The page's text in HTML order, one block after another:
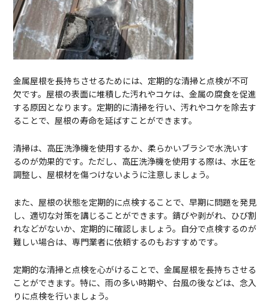
金属屋根を長持ちさせるためには、定期的な清掃と点検が不可
欠です。屋根の表面に堆積した汚れやコケは、金属の腐食を促進
する原因となります。定期的に清掃を行い、汚れやコケを除去す
ることで、屋根の寿命を延ばすことができます。
清掃は、高圧洗浄機を使用するか、柔らかいブラシで水洗いす
るのが効果的です。ただし、高圧洗浄機を使用する際は、水圧を
調整し、屋根材を傷つけないように注意しましょう。
また、屋根の状態を定期的に点検することで、早期に問題を発見
し、適切な対策を講じることができます。錆びや剥がれ、ひび割
れなどがないか、定期的に確認しましょう。自分で点検するのが
難しい場合は、専門業者に依頼するのもおすすめです。
定期的な清掃と点検を心がけることで、金属屋根を長持ちさせる
ことができます。特に、雨の多い時期や、台風の後などは、念入
りに点検を行いましょう。